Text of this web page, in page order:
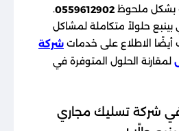
بشكل ملحوظ 0559612902
.
حلولاً متكاملة لمشاكل
أيضًا الاطلاع على خدمات شركة
لمقارنة الحلول المتوفرة في
شركة تسليك مجاري